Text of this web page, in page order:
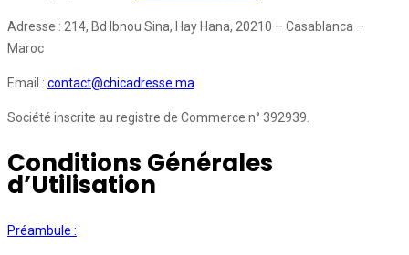
Adresse : 214, Bd Ibnou Sina, Hay Hana, 20210 – Casablanca –
Maroc
Email : contact@chicadresse.ma
Société inscrite au registre de Commerce n° 392939.
Conditions Générales
d’Utilisation
Préambule :